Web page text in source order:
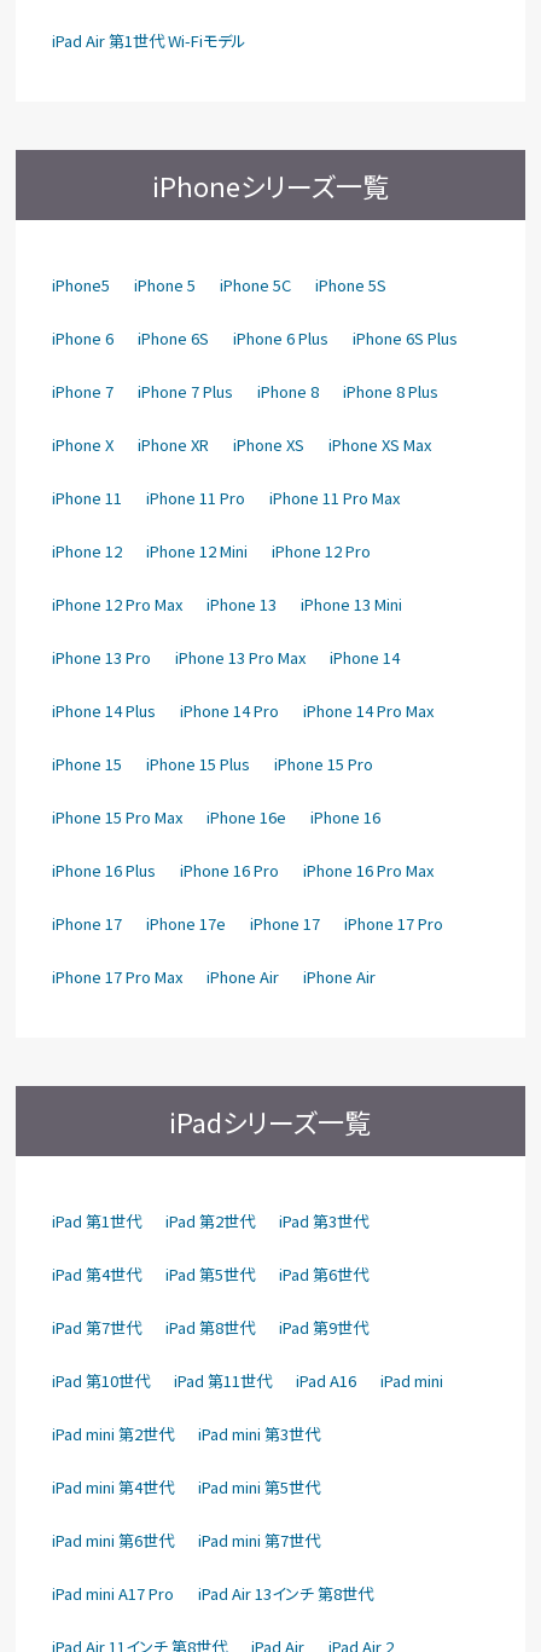
iPad Air 第1世代 Wi-Fiモデル
iPhoneシリーズ一覧
iPhone5 iPhone 5 iPhone 5C iPhone 5S
iPhone 6 iPhone 6S iPhone 6 Plus iPhone 6S Plus
iPhone 7 iPhone 7 Plus iPhone 8 iPhone 8 Plus
iPhone X iPhone XR iPhone XS iPhone XS Max
iPhone 11 iPhone 11 Pro iPhone 11 Pro Max
iPhone 12 iPhone 12 Mini iPhone 12 Pro
iPhone 12 Pro Max iPhone 13 iPhone 13 Mini
iPhone 13 Pro iPhone 13 Pro Max iPhone 14
iPhone 14 Plus iPhone 14 Pro iPhone 14 Pro Max
iPhone 15 iPhone 15 Plus iPhone 15 Pro
iPhone 15 Pro Max iPhone 16e iPhone 16
iPhone 16 Plus iPhone 16 Pro iPhone 16 Pro Max
iPhone 17 iPhone 17e iPhone 17 iPhone 17 Pro
iPhone 17 Pro Max iPhone Air iPhone Air
iPadシリーズ一覧
iPad 第1世代 iPad 第2世代 iPad 第3世代
iPad 第4世代 iPad 第5世代 iPad 第6世代
iPad 第7世代 iPad 第8世代 iPad 第9世代
iPad 第10世代 iPad 第11世代 iPad A16 iPad mini
iPad mini 第2世代 iPad mini 第3世代
iPad mini 第4世代 iPad mini 第5世代
iPad mini 第6世代 iPad mini 第7世代
iPad mini A17 Pro iPad Air 13インチ 第8世代
iPad Air 11インチ 第8世代 iPad Air iPad Air 2